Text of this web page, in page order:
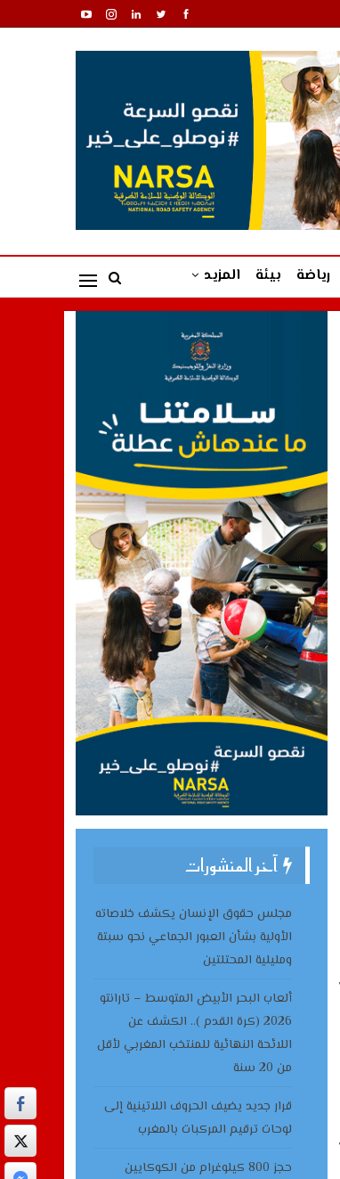
رياضة بيئة المزيد
آخر المنشورات
مجلس حقوق الإنسان يكشف خلاصاته
الأولية بشأن العبور الجماعي نحو سبتة
ومليلية المحتلتين
ألعاب البحر الأبيض المتوسط – تارانتو
2026 (كرة القدم ).. الكشف عن
اللائحة النهائية للمنتخب المغربي لأقل
من 20 سنة
قرار جديد يضيف الحروف اللاتينية إلى
لوحات ترقيم المركبات بالمغرب
حجز 800 كيلوغرام من الكوكايين